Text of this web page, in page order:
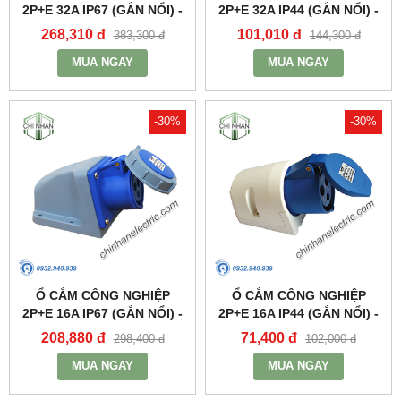
2P+E 32A IP67 (GẮN NỔI) -
MPN1232 - MPE
268,310 đ 383,300 đ
MUA NGAY
2P+E 32A IP44 (GẮN NỔI) -
MPN123 - MPE
101,010 đ 144,300 đ
MUA NGAY
-30%
Ổ CẮM CÔNG NGHIỆP
2P+E 16A IP67 (GẮN NỔI) -
MPN1132 - MPE
208,880 đ 298,400 đ
MUA NGAY
-30%
Ổ CẮM CÔNG NGHIỆP
2P+E 16A IP44 (GẮN NỔI) -
MPN113 - MPE
71,400 đ 102,000 đ
MUA NGAY